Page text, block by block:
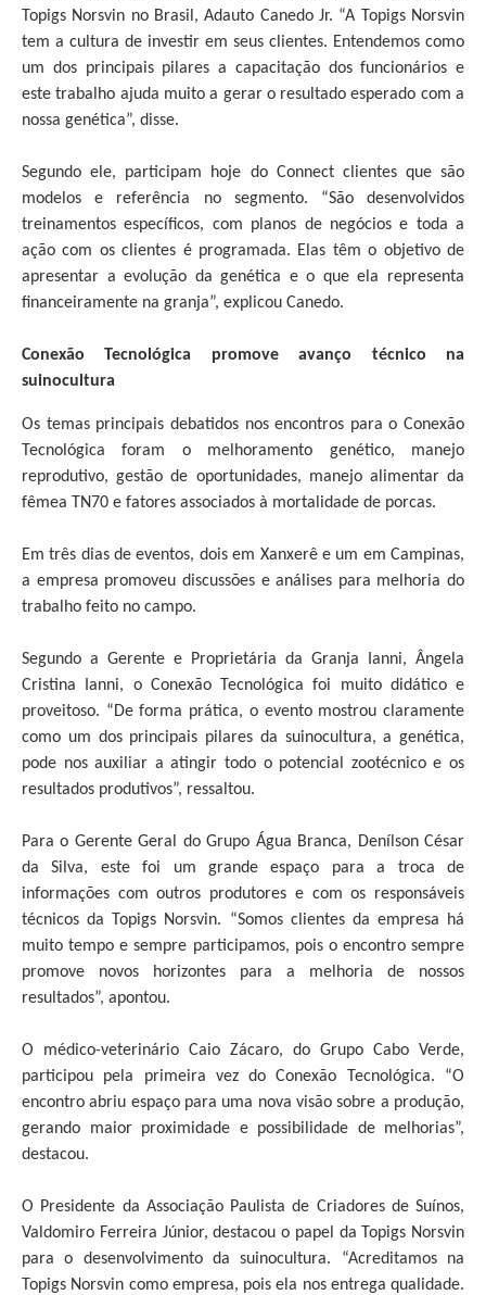
Topigs Norsvin no Brasil, Adauto Canedo Jr. “A Topigs Norsvin
tem a cultura de investir em seus clientes. Entendemos como
um dos principais pilares a capacitação dos funcionários e
este trabalho ajuda muito a gerar o resultado esperado com a
nossa genética”, disse.
Segundo ele, participam hoje do Connect clientes que são
modelos e referência no segmento. “São desenvolvidos
treinamentos específicos, com planos de negócios e toda a
ação com os clientes é programada. Elas têm o objetivo de
apresentar a evolução da genética e o que ela representa
financeiramente na granja”, explicou Canedo.
Conexão Tecnológica promove avanço técnico na
suinocultura
Os temas principais debatidos nos encontros para o Conexão
Tecnológica foram o melhoramento genético, manejo
reprodutivo, gestão de oportunidades, manejo alimentar da
fêmea TN70 e fatores associados à mortalidade de porcas.
Em três dias de eventos, dois em Xanxerê e um em Campinas,
a empresa promoveu discussões e análises para melhoria do
trabalho feito no campo.
Segundo a Gerente e Proprietária da Granja Ianni, Ângela
Cristina Ianni, o Conexão Tecnológica foi muito didático e
proveitoso. “De forma prática, o evento mostrou claramente
como um dos principais pilares da suinocultura, a genética,
pode nos auxiliar a atingir todo o potencial zootécnico e os
resultados produtivos”, ressaltou.
Para o Gerente Geral do Grupo Água Branca, Denílson César
da Silva, este foi um grande espaço para a troca de
informações com outros produtores e com os responsáveis
técnicos da Topigs Norsvin. “Somos clientes da empresa há
muito tempo e sempre participamos, pois o encontro sempre
promove novos horizontes para a melhoria de nossos
resultados”, apontou.
O médico-veterinário Caio Zácaro, do Grupo Cabo Verde,
participou pela primeira vez do Conexão Tecnológica. “O
encontro abriu espaço para uma nova visão sobre a produção,
gerando maior proximidade e possibilidade de melhorias”,
destacou.
O Presidente da Associação Paulista de Criadores de Suínos,
Valdomiro Ferreira Júnior, destacou o papel da Topigs Norsvin
para o desenvolvimento da suinocultura. “Acreditamos na
Topigs Norsvin como empresa, pois ela nos entrega qualidade.